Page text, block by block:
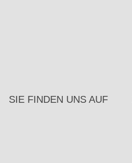
SIE FINDEN UNS AUF